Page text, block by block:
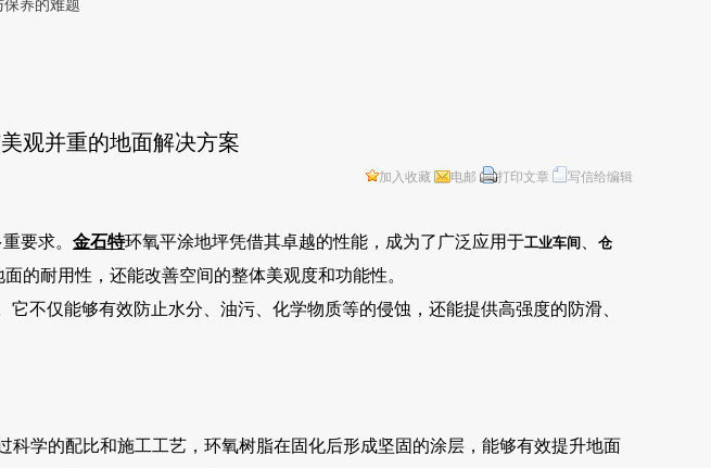
观并重的地面解决方案
加入收藏 电邮 打印文章 写信给编辑
要求。 金石特环氧平涂地坪凭借其卓越的性能，成为了广泛应用于工业车间 仓
的耐用性，还能改善空间的整体美观度和功能性。
不仅能够有效防止水分、油污、化学物质等的侵蚀，还能提供高强度的防滑、
科学的配比和施工工艺，环氧树脂在固化后形成坚固的涂层，能够有效提升地面